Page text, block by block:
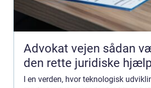
Advokat vejen sådan vælger du
den rette juridiske
I en verden, hvor teknologisk